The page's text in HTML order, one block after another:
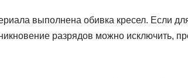
выполнена обивка кресел. Если
разрядов можно исключить,